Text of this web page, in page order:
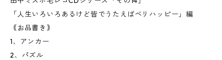
「人生いろいろあるけど皆でうたえばベリハッピー」編
｟お品書き｠
1、アンカー
2、パズル